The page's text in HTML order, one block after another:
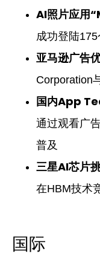
AI照片应用
成功登陆
亚马逊广告
Corporation
国内App
通过观看广
普及
三星AI芯片
在HBM技术
国际